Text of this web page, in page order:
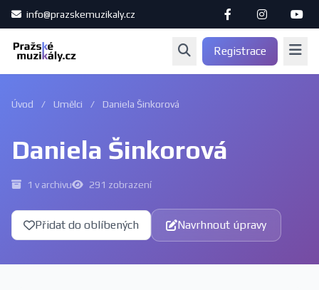
info@prazskemuzikaly.cz
Registrace
Úvod / Umělci / Daniela Šinkorová
Daniela Šinkorová
1 v archivu 291 zobrazení
Přidat do oblíbených Navrhnout úpravy